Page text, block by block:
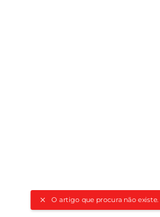
O artigo que procura não existe.